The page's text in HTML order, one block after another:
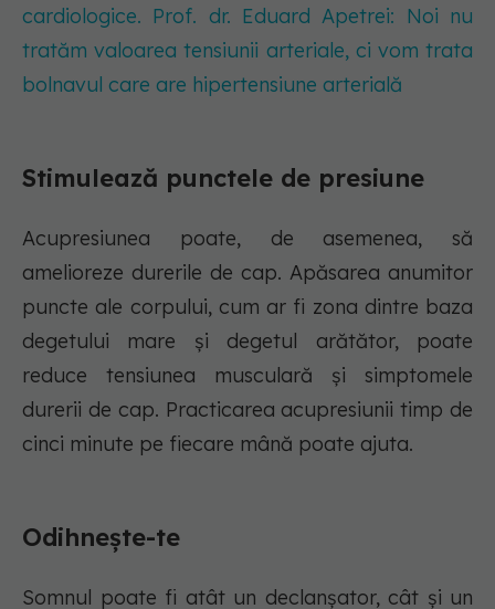
cardiologice. Prof. dr. Eduard Apetrei: Noi nu
tratăm valoarea tensiunii arteriale, ci vom trata
bolnavul care are hipertensiune arterială
Stimulează punctele de presiune
Acupresiunea poate, de asemenea, să
amelioreze durerile de cap. Apăsarea anumitor
puncte ale corpului, cum ar fi zona dintre baza
degetului mare și degetul arătător, poate
reduce tensiunea musculară și simptomele
durerii de cap. Practicarea acupresiunii timp de
cinci minute pe fiecare mână poate ajuta.
Odihnește-te
Somnul poate fi atât un declanșator, cât și un